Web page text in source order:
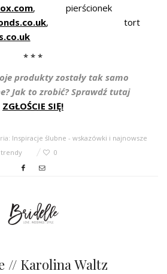
, pierścionek
, tort
* * *
produkty zostały tak samo
Jak to zrobić? Sprawdź tutaj
ZGŁOŚCIE SIĘ!
Inspiracje ślubne - wskazówki i najnowsze
trendy
0
// Karolina Waltz